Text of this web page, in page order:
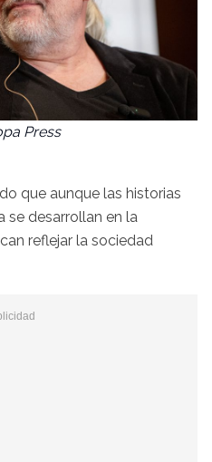
Press
que aunque las historias
se desarrollan en la
reflejar la sociedad